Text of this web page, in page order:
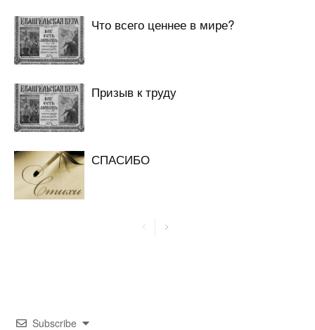
Что всего ценнее в мире?
Призыв к труду
СПАСИБО
Subscribe